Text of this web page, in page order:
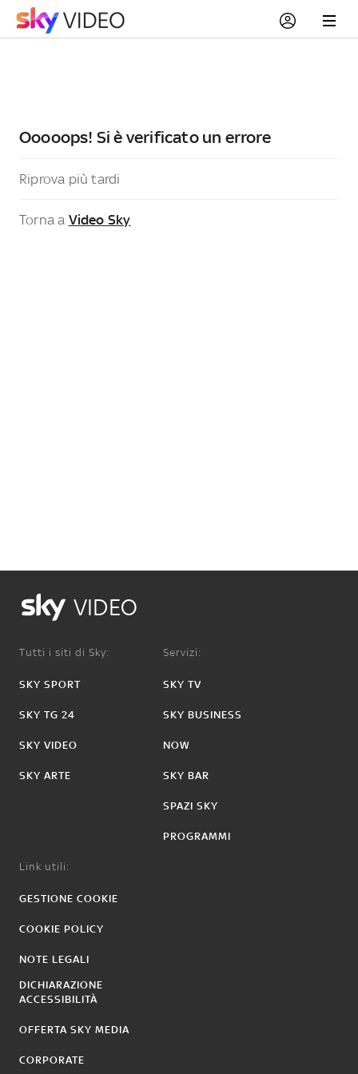
Ooooops! Si è verificato un errore
Riprova più tardi
Torna a Video Sky
VIDEO
Tutti i siti di Sky:
SKY SPORT
SKY TG 24
SKY VIDEO
SKY ARTE
Servizi:
SKY TV
SKY BUSINESS
NOW
SKY BAR
SPAZI SKY
PROGRAMMI
Link utili:
GESTIONE COOKIE
COOKIE POLICY
NOTE LEGALI
DICHIARAZIONE
ACCESSIBILITÀ
OFFERTA SKY MEDIA
CORPORATE